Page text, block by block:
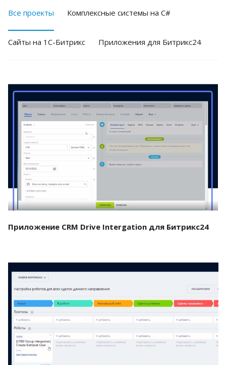
Все проекты Комплексные системы на C#
Cайты на 1С-Битрикс Приложения для Битрикс24
Смотреть проект
Приложение CRM Drive Intergation для Битрикс24
Смотреть проект